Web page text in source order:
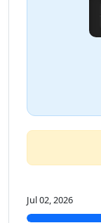
Jul 02, 2026